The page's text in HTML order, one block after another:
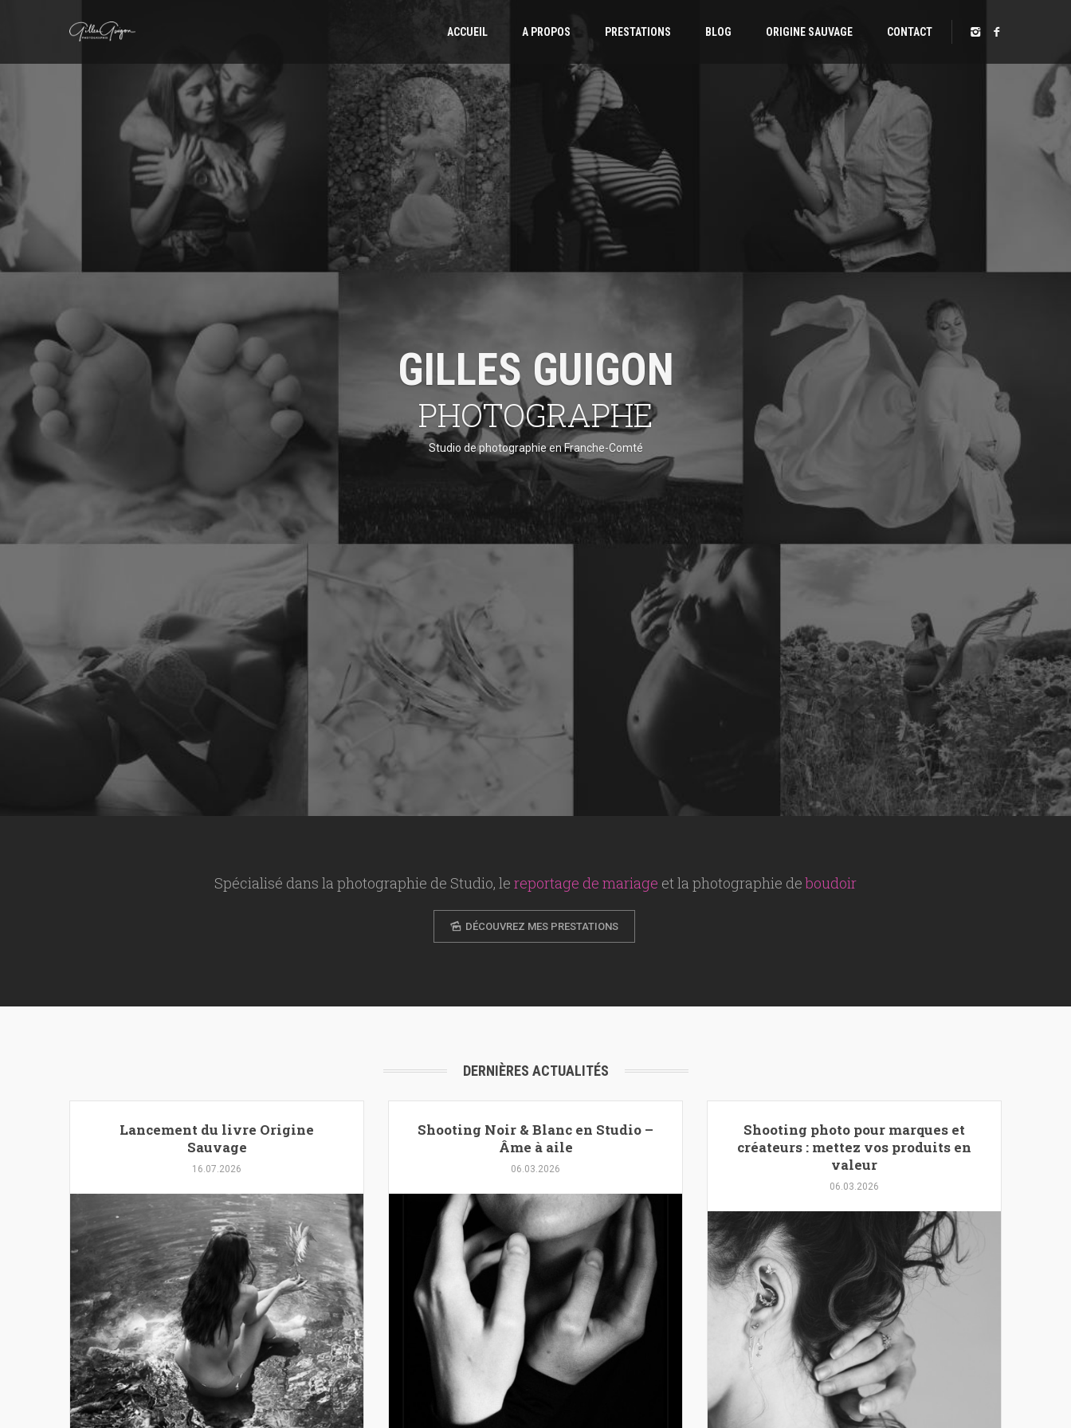
ACCUEIL A PROPOS PRESTATIONS BLOG ORIGINE SAUVAGE CONTACT
Spécialisé dans la photographie de Studio, le reportage de mariage et la photographie deboudoir
DÉCOUVREZ MES PRESTATIONS
DERNIÈRES ACTUALITÉS
Lancement du livre Origine
Sauvage
16.07.2026
Shooting Noir & Blanc en Studio –
Âme à aile
06.03.2026
Shooting photo pour marques et
créateurs : mettez vos produits en
valeur
06.03.2026